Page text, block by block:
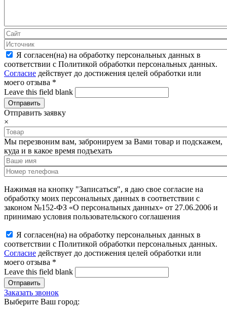
Я согласен(на) на обработку персональных данных в
соответствии с Политикой обработки персональных данных.
Согласие действует до достижения целей обработки или
моего отзыва *
Leave this field blank
Отправить заявку
×
Мы перезвоним вам, забронируем за Вами товар и подскажем,
куда и в какое время подъехать
Нажимая на кнопку "Записаться", я даю свое согласие на
обработку моих персональных данных в соответствии с
законом №152-ФЗ «О персональных данных» от 27.06.2006 и
принимаю условия пользовательского соглашения
Я согласен(на) на обработку персональных данных в
соответствии с Политикой обработки персональных данных.
Согласие действует до достижения целей обработки или
моего отзыва *
Leave this field blank
Заказать звонок
Выберите Ваш город: